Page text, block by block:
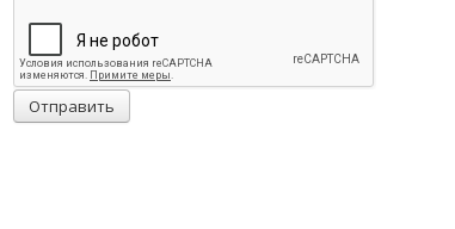
Отправить